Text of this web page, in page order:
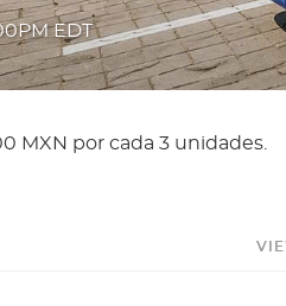
EDT
MXN por cada 3 unidades.